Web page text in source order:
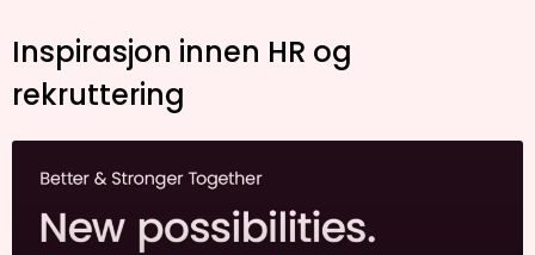
Inspirasjon innen HR og
rekruttering